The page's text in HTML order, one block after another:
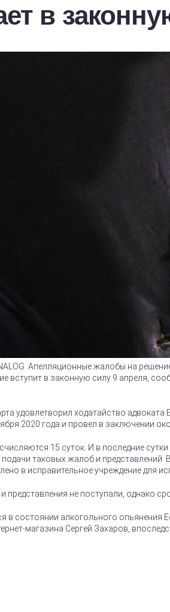
в
Апелляционные жалобы на
вступит в законную силу 9 апреля,
удовлетворил ходатайство
2020 года и провел в заключении
15 суток. И в последние
таковых жалоб и представлений.
в исправительное учреждение для
не поступали, однако
состоянии алкогольного опьянения
магазина Сергей Захаров,